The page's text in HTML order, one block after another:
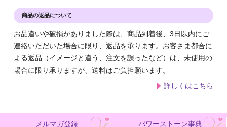
商品の返品について
お品違いや破損がありました際は、商品到着後、3日以内にご
連絡いただいた場合に限り、返品を承ります。お客さま都合に
よる返品（イメージと違う、注文を誤ったなど）は、未使用の
場合に限り承りますが、送料はご負担願います。
詳しくはこちら
メルマガ登録 パワーストーン事典